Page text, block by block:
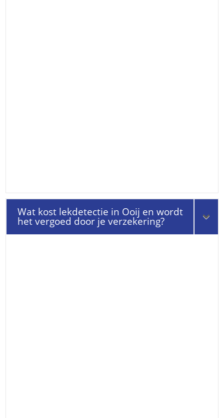
Wat kost lekdetectie in Ooij en wordt
het vergoed door je verzekering?